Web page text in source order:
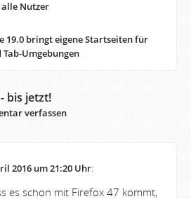
Nutzer
19.0 bringt eigene Startseiten für
Umgebungen
bis jetzt!
verfassen
2016 um 21:20 Uhr:
es schon mit Firefox 47 kommt,